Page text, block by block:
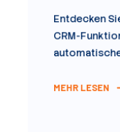
Entdecken
CRM-
MEHR LESEN